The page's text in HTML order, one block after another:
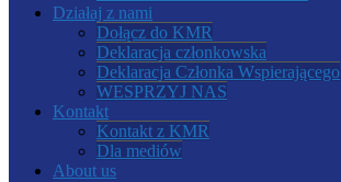
Działaj z nami
Dołącz do KMR
Deklaracja członkowska
Deklaracja Członka Wspierającego
WESPRZYJ NAS
Kontakt
Kontakt z KMR
Dla mediów
About us